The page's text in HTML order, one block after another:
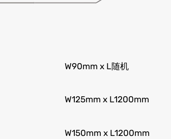
W90mm x L随机
W125mm x L1200mm
W150mm x L1200mm